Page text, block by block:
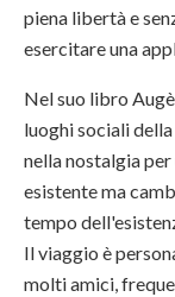
piena libertà e
esercitare una
Nel suo libro
luoghi sociali
nella nostalgia
esistente ma
tempo
Il viaggio è
molti amici,